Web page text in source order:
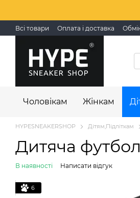
Всі товари Оплата і доставка
Чоловікам Жінкам
HYPESNEAKERSHOP Дітям,Підліткам
Дитяча
В наявності Написати відгук
6